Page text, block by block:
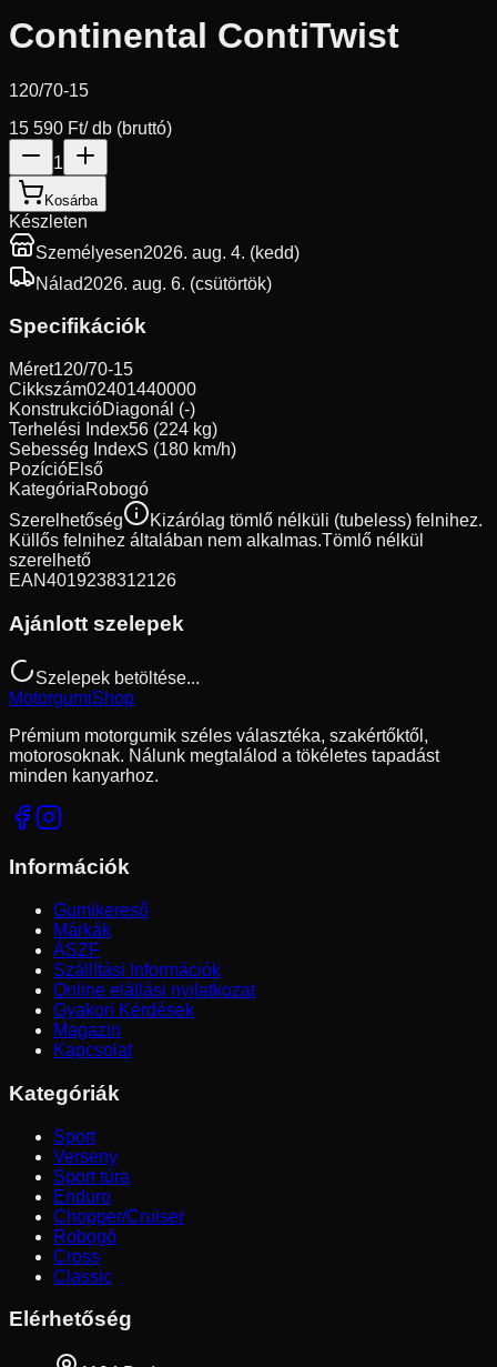
Continental ContiTwist
120/70-15
15 590 Ft/ db (bruttó)
1
Kosárba
Készleten
Személyesen2026. aug. 4. (kedd)
Nálad2026. aug. 6. (csütörtök)
Specifikációk
Méret120/70-15
Cikkszám02401440000
KonstrukcióDiagonál (-)
Terhelési Index56 (224 kg)
Sebesség IndexS (180 km/h)
PozícióElső
KategóriaRobogó
Szerelhetőség
Kizárólag tömlő nélküli (tubeless) felnihez.
Küllős felnihez általában nem alkalmas.Tömlő nélkül
szerelhető
EAN4019238312126
Ajánlott szelepek
Szelepek betöltése...
MotorgumiShop
Prémium motorgumik széles választéka, szakértőktől,
motorosoknak. Nálunk megtalálod a tökéletes tapadást
minden kanyarhoz.
Információk
Gumikereső
Márkák
ÁSZF
Szállítási Információk
Online elállási nyilatkozat
Gyakori Kérdések
Magazin
Kapcsolat
Kategóriák
Sport
Verseny
Sport túra
Enduro
Chopper/Cruiser
Robogó
Cross
Classic
Elérhetőség